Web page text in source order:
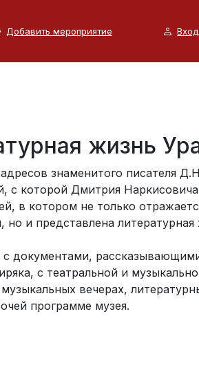
Добавить мероприятие
жизнь
знаменитого писателя
которой Дмитрия Наркисовича
в котором не только
но и представлена
документами,
с театральной и
вечерах,
программе музея.